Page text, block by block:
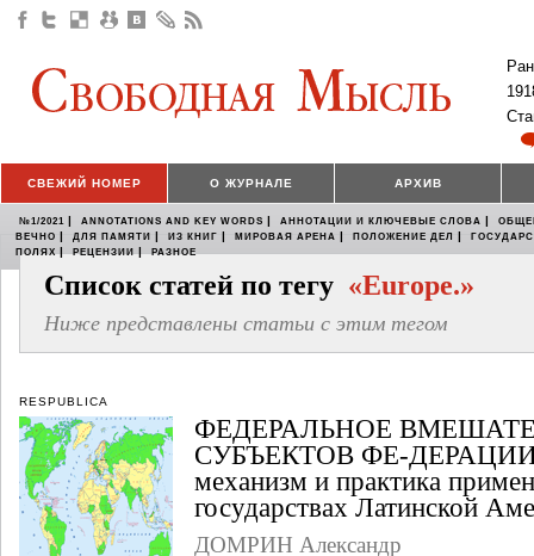
СВЕЖИЙ НОМЕР О ЖУРНАЛЕ АРХИВ
№1/2021 | ANNOTATIONS AND KEY WORDS | АННОТАЦИИ И КЛЮЧЕВЫЕ СЛОВА |
ВЕЧНО | ДЛЯ ПАМЯТИ | ИЗ КНИГ | МИРОВАЯ АРЕНА | ПОЛОЖЕНИЕ ДЕЛ |
ПОЛЯХ | РЕЦЕНЗИИ | РАЗНОЕ
Список статей по тегу «Europe.»
Ниже представлены статьи с этим тегом
RESPUBLICA
ФЕДЕРАЛЬНОЕ
СУБЪЕКТОВ ФЕ-ДЕРАЦИИ.
механизм и практика
государствах Латинской
ДОМРИН Александр